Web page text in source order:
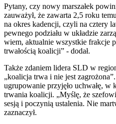
Pytany, czy nowy marszałek
zauważył, że zawarta 2,5 roku
na okres kadencji, czyli na cztery
pewnego podziału w układzie
wiem, aktualnie wszystkie frakcje
trwałością koalicji” - dodał.
Także zdaniem lidera SLD w
„koalicja trwa i nie jest
ugrupowanie przyjęło uchwałę, w
trwania koalicji. „Myślę, że
sesją i poczynią ustalenia. Nie
zaznaczył.